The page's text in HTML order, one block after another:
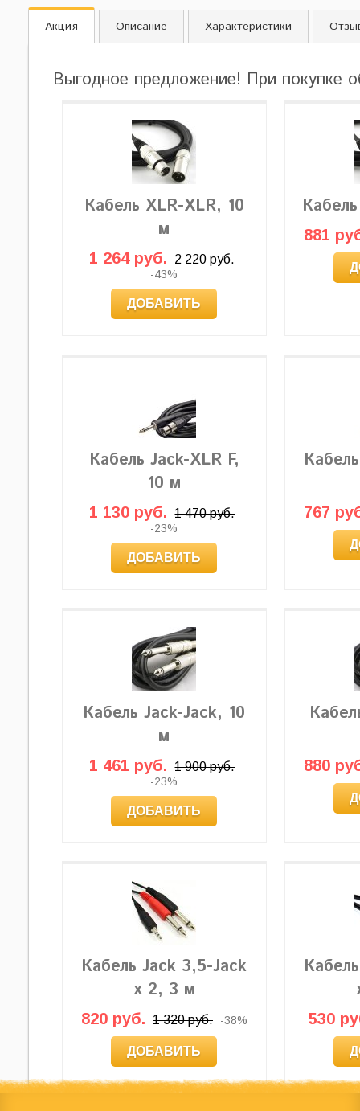
Акция Описание Характеристики
Выгодное предложение! При покупке
Кабель XLR-XLR, 10
м
1 264 руб. 2 220 руб.
-43%
ДОБАВИТЬ
881
Кабель Jack-XLR F,
10 м
1 130 руб. 1 470 руб.
-23%
ДОБАВИТЬ
767
Кабель Jack-Jack, 10
м
1 461 руб. 1 900 руб.
-23%
ДОБАВИТЬ
880
Кабель Jack 3,5-Jack
x 2, 3 м
820 руб. 1 320 руб. -38%
ДОБАВИТЬ
530